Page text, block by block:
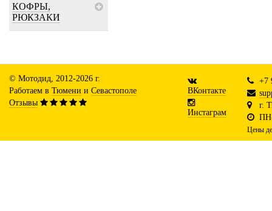
КОФРЫ,
РЮКЗАКИ
© Мотодид, 2012-2026 г.
Работаем в Тюмени и Севастополе
Отзывы
ВКонтакте
Инстаграм
+7
г.
Цены